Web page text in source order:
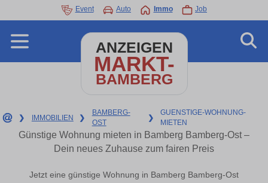
Event Auto Immo Job
ANZEIGEN
MARKT-
BAMBERG
❯ IMMOBILIEN ❯
BAMBERG-
OST
❯
GUENSTIGE-WOHNUNG-
MIETEN
Günstige Wohnung mieten in Bamberg Bamberg-Ost –
Dein neues Zuhause zum fairen Preis
Jetzt eine günstige Wohnung in Bamberg Bamberg-Ost